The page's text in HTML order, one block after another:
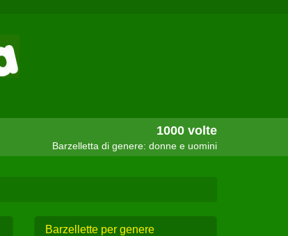
1000 volte
Barzelletta di genere: donne e uomini
Barzellette per genere